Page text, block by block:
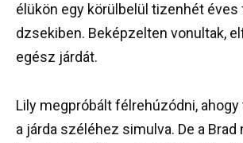
élükön egy körülbelül tizenhét éves
dzsekiben. Beképzelten vonultak,
egész járdát.
Lily megpróbált félrehúzódni,
a járda széléhez simulva. De a Brad